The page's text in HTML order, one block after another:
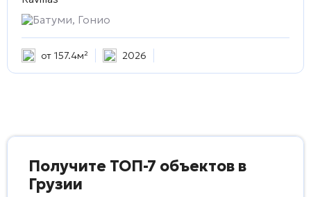
Батуми, Гонио
от 157.4м² 2026
Получите ТОП-7 объектов в
Грузии